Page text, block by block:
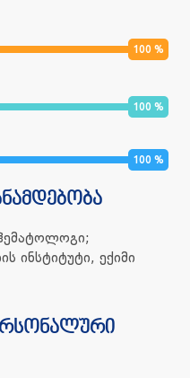
100 %
100 %
100 %
ინსტიტუტი, ექიმი